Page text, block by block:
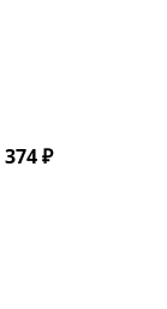
374 ₽